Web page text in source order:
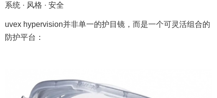
系统 · 风格 · 安全
uvex hypervision并非单一的护目镜，而是一个可灵活组合的
防护平台：